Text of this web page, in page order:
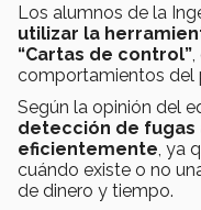
Los alumnos de la
utilizar la
“Cartas de control”,
comportamientos del
Según la opinión del
detección de
eficientemente, ya
cuándo existe o no
de dinero y tiempo.